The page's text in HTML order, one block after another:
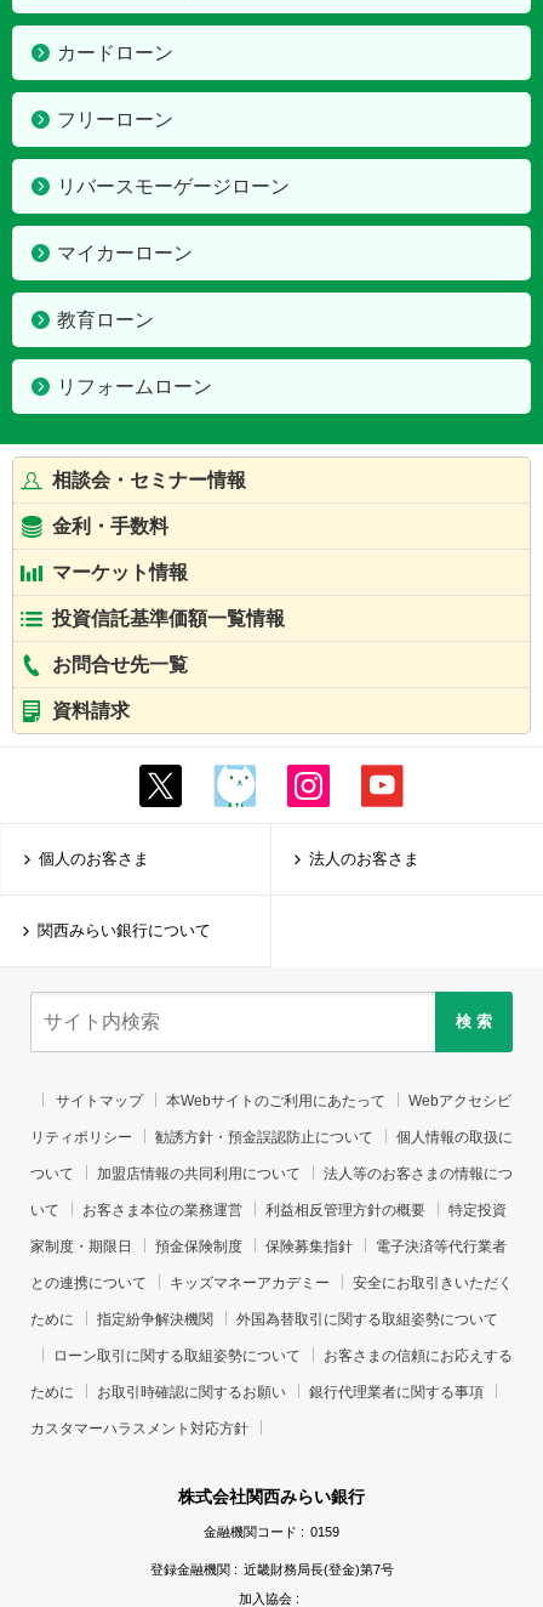
カードローン
フリーローン
リバースモーゲージローン
マイカーローン
教育ローン
リフォームローン
相談会・セミナー情報
金利・手数料
マーケット情報
投資信託基準価額一覧情報
お問合せ先一覧
資料請求
個人のお客さま 法人のお客さま
関西みらい銀行について
検 索
サイトマップ 本Webサイトのご利用にあたって Webアクセシビ
リティポリシー 勧誘方針・預金誤認防止について 個人情報の取扱に
ついて 加盟店情報の共同利用について 法人等のお客さまの情報につ
いて お客さま本位の業務運営 利益相反管理方針の概要 特定投資
家制度・期限日 預金保険制度 保険募集指針 電子決済等代行業者
との連携について キッズマネーアカデミー 安全にお取引きいただく
ために 指定紛争解決機関 外国為替取引に関する取組姿勢について
ローン取引に関する取組姿勢について お客さまの信頼にお応えする
ために お取引時確認に関するお願い 銀行代理業者に関する事項
カスタマーハラスメント対応方針
株式会社関西みらい銀行
金融機関コード : 0159
登録金融機関 : 近畿財務局長(登金)第7号
加入協会 :